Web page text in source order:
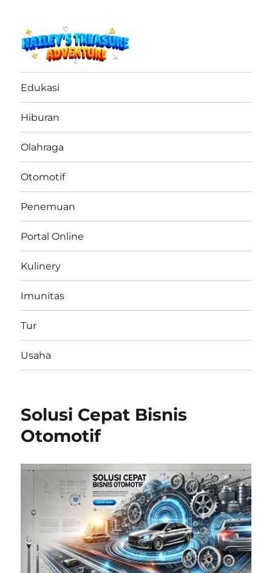
haileystreasureadventure.net
Edukasi
Hiburan
Olahraga
Otomotif
Penemuan
Portal Online
Kulinery
Imunitas
Tur
Usaha
Solusi Cepat Bisnis
Otomotif